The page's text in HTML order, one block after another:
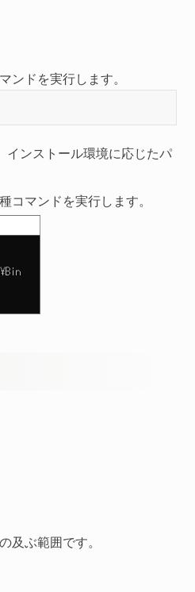
ンドを実行します。
インストール環境に応じたパ
コマンドを実行します。
及ぶ範囲です。